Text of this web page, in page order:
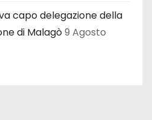
capo delegazione della
di Malagò9 Agosto